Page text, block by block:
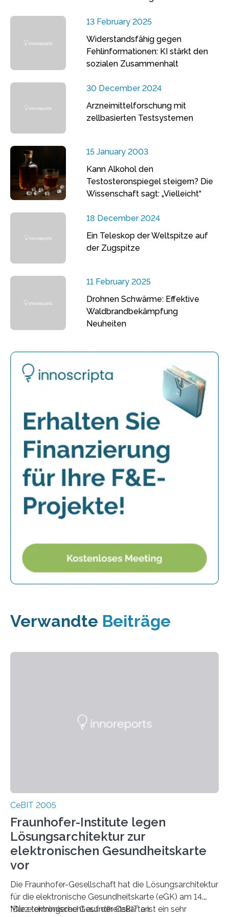
13 February 2025
Widerstandsfähig gegen
Fehlinformationen: KI stärkt den
sozialen Zusammenhalt
30 December 2024
Arzneimittelforschung mit
zellbasierten Testsystemen
15 January 2003
Kann Alkohol den
Testosteronspiegel steigern? Die
Wissenschaft sagt: „Vielleicht“
18 December 2024
Ein Teleskop der Weltspitze auf
der Zugspitze
11 February 2025
Drohnen Schwärme: Effektive
Waldbrandbekämpfung
Neuheiten
Verwandte Beiträge
CeBIT 2005
Fraunhofer-Institute legen
Lösungsarchitektur zur
elektronischen Gesundheitskarte
vor
Die Fraunhofer-Gesellschaft hat die Lösungsarchitektur
für die elektronische Gesundheitskarte (eGK) am 14.
März termingerecht auf der CeBIT an
“Die elektronische Gesundheitskarte ist ein sehr